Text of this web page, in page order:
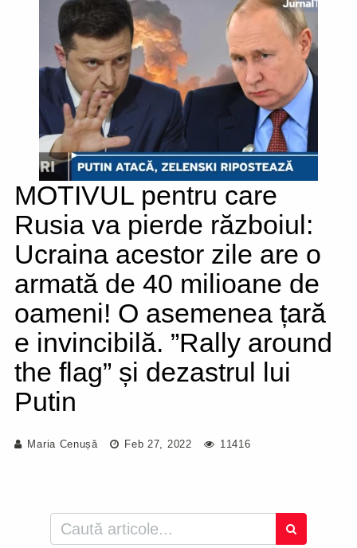
MOTIVUL pentru care
Rusia va pierde războiul:
Ucraina acestor zile are o
armată de 40 milioane de
oameni! O asemenea țară
e invincibilă. ”Rally around
the flag” și dezastrul lui
Putin
Maria Cenușă Feb 27, 2022 11416